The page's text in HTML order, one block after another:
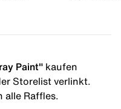
Paint" kaufen
Storelist verlinkt.
Raffles.